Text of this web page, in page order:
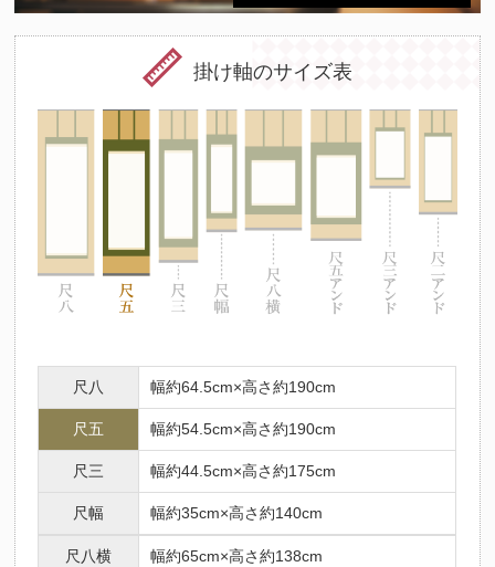
掛け軸のサイズ表
尺八 幅約64.5cm×高さ約190cm
尺五 幅約54.5cm×高さ約190cm
尺三 幅約44.5cm×高さ約175cm
尺幅 幅約35cm×高さ約140cm
尺八横 幅約65cm×高さ約138cm